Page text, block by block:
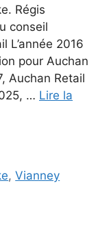
Régis
conseil
L’année 2016
pour Auchan
Auchan Retail
… Lire la
,Vianney